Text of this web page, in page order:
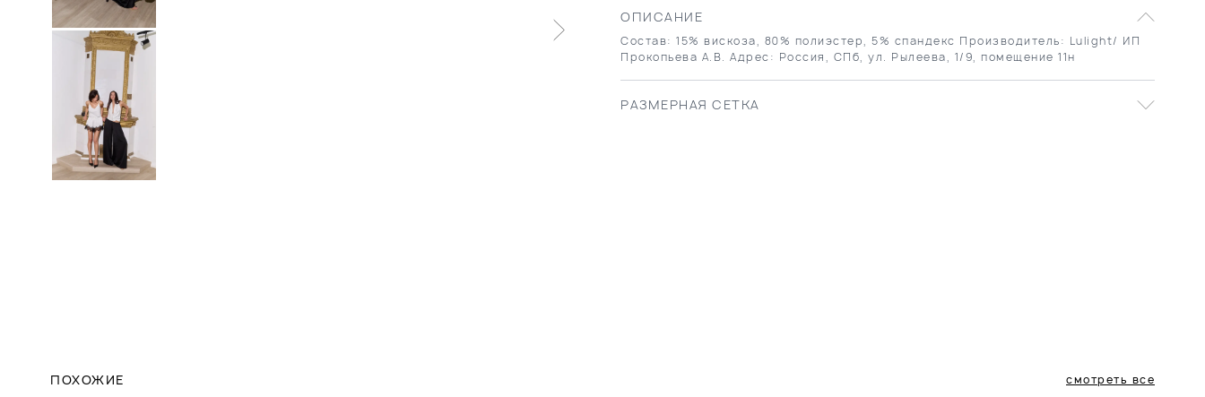
ОПИСАНИЕ
Состав: 15% вискоза, 80% полиэстер, 5% спандекс Производитель: Lulight/ ИП
Прокопьева А.В. Адрес: Россия, СПб, ул. Рылеева, 1/9, помещение 11н
РАЗМЕРНАЯ СЕТКА
ПОХОЖИЕ смотреть все